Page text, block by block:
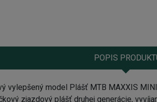
POPIS
vylepšený model Plášť MTB MAXXIS
zjazdový plášť druhej generácie,